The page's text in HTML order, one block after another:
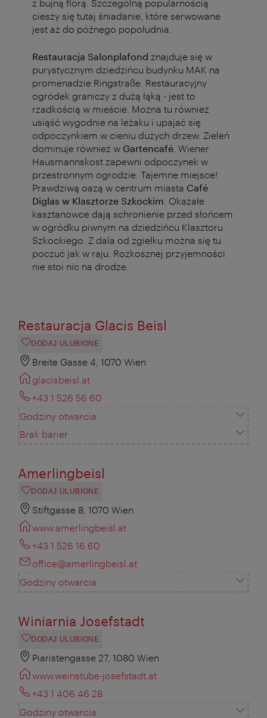
z bujną florą. Szczególną popularnością
cieszy się tutaj śniadanie, które serwowane
jest aż do późnego popołudnia.
Restauracja Salonplafond znajduje się w
purystycznym dziedzińcu budynku MAK na
promenadzie Ringstraße. Restauracyjny
ogródek graniczy z dużą łąką - jest to
rzadkością w mieście. Można tu również
usiąść wygodnie na leżaku i upajać się
odpoczynkiem w cieniu dużych drzew. Zieleń
dominuje również w Gartencafé . Wiener
Hausmannskost zapewni odpoczynek w
przestronnym ogrodzie. Tajemne miejsce!
Prawdziwą oazą w centrum miasta Café
Diglas w Klasztorze Szkockim . Okazałe
kasztanowce dają schronienie przed słońcem
w ogródku piwnym na dziedzińcu Klasztoru
Szkockiego. Z dala od zgiełku można się tu
poczuć jak w raju. Rozkosznej przyjemności
nie stoi nic na drodze.
Restauracja Glacis Beisl
DODAJ ULUBIONE
Breite Gasse 4, 1070 Wien
glacisbeisl.at
+43 1 526 56 60
Godziny otwarcia
Brak barier
Amerlingbeisl
DODAJ ULUBIONE
Stiftgasse 8, 1070 Wien
www.amerlingbeisl.at
+43 1 526 16 60
office@amerlingbeisl.at
Godziny otwarcia
Winiarnia Josefstadt
DODAJ ULUBIONE
Piaristengasse 27, 1080 Wien
www.weinstube-josefstadt.at
+43 1 406 46 28
Godziny otwarcia